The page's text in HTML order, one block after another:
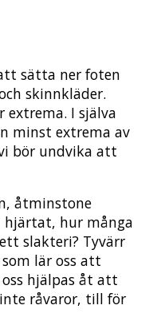
sätta ner foten
skinnkläder.
extrema. I själva
minst extrema av
bör undvika att
åtminstone
hjärtat, hur många
slakteri? Tyvärr
lär oss att
hjälpas åt att
råvaror, till för